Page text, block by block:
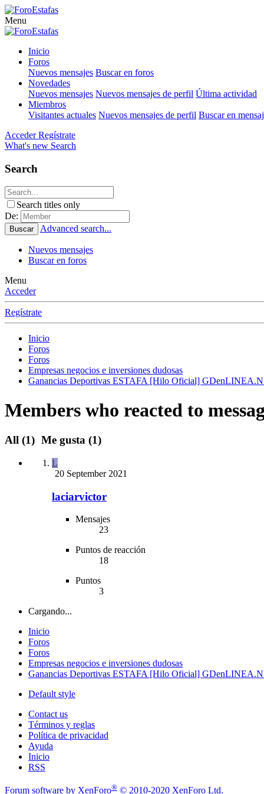
Menu
Inicio
Foros
Nuevos mensajes Buscar en foros
Novedades
Nuevos mensajes Nuevos mensajes de perfil Última actividad
Miembros
Visitantes actuales Nuevos mensajes de perfil Buscar en
Acceder Regístrate
What's new Search
Search
Search titles only
De:
Buscar Advanced search...
Nuevos mensajes
Buscar en foros
Menu
Acceder
Regístrate
Inicio
Foros
Foros
Empresas negocios e inversiones dudosas
Ganancias Deportivas ESTAFA [Hilo Oficial]
Members who reacted to
All (1) Me gusta (1)
L
20 September 2021
laciarvictor
Mensajes
23
Puntos de reacción
18
Puntos
3
Cargando...
Inicio
Foros
Foros
Empresas negocios e inversiones dudosas
Ganancias Deportivas ESTAFA [Hilo Oficial]
Default style
Contact us
Términos y reglas
Política de privacidad
Ayuda
Inicio
RSS
Forum software by XenForo® © 2010-2020 XenForo Ltd.